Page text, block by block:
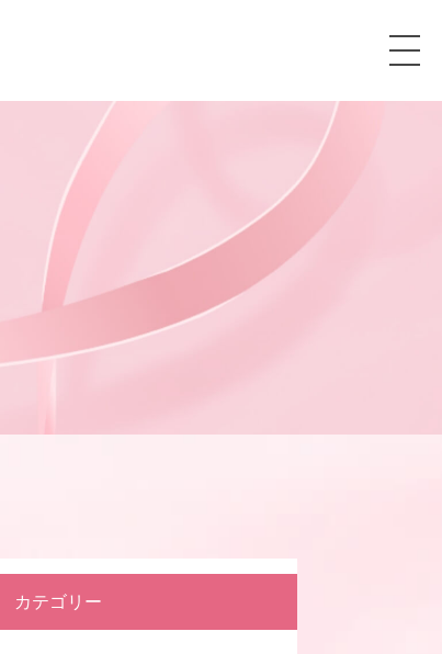
カテゴリー